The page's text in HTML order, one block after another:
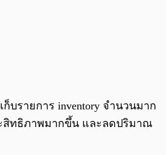
บรายการ inventory จำนวนมาก
สิทธิภาพมากขึ้น และลดปริมาณ